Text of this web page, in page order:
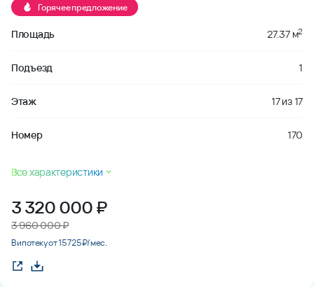
Горячее предложение
Площадь 27.37 м2
Подъезд 1
Этаж 17из17
Номер 170
Все характеристики
3 320 000₽
3 960 000 ₽
В ипотеку от 15 725 ₽/мес.